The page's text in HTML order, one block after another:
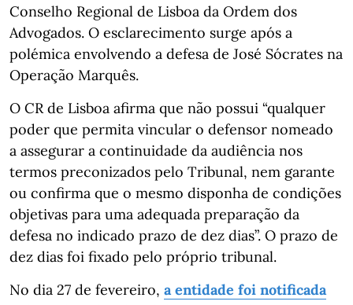
Conselho Regional de Lisboa da Ordem dos
Advogados. O esclarecimento surge após a
polémica envolvendo a defesa de José Sócrates na
Operação Marquês.
O CR de Lisboa afirma que não possui “qualquer
poder que permita vincular o defensor nomeado
a assegurar a continuidade da audiência nos
termos preconizados pelo Tribunal, nem garante
ou confirma que o mesmo disponha de condições
objetivas para uma adequada preparação da
defesa no indicado prazo de dez dias”. O prazo de
dez dias foi fixado pelo próprio tribunal.
No dia 27 de fevereiro, a entidade foi notificada